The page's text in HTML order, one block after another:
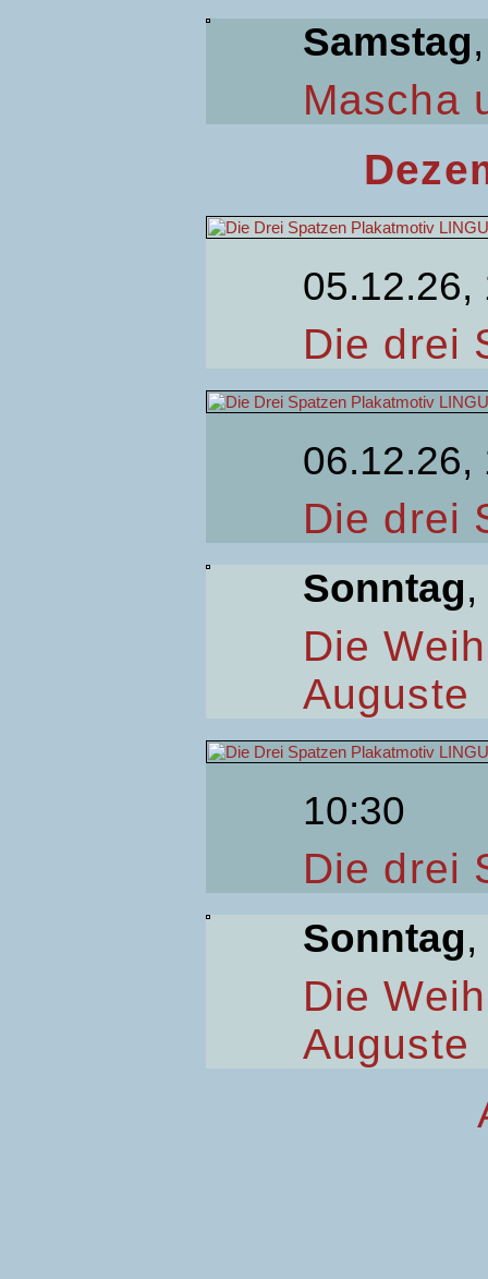
Samstag
Mascha
05.12.26,
Die drei
06.12.26,
Die drei
Sonntag
Die
Auguste
10:30
Die drei
Sonntag
Die
Auguste